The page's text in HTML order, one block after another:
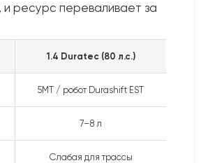
и ресурс переваливает за
1.4 Duratec (80 л.с.)
5MT / робот Durashift EST
7–8 л
Слабая для трассы